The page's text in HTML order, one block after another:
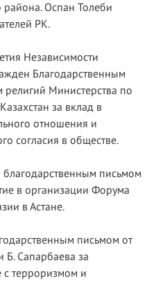
Оспан Толеби
РК.
Независимости
Благодарственным
Министерства по
за вклад в
отношения и
согласия в обществе.
письмом
в организации Форума
в Астане.
письмом от
Б. Сапарбаева за
с терроризмом и